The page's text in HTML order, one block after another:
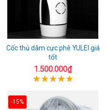
Cốc thủ dâm cực phê YULEI giá
tốt
1.500.000₫
-15%